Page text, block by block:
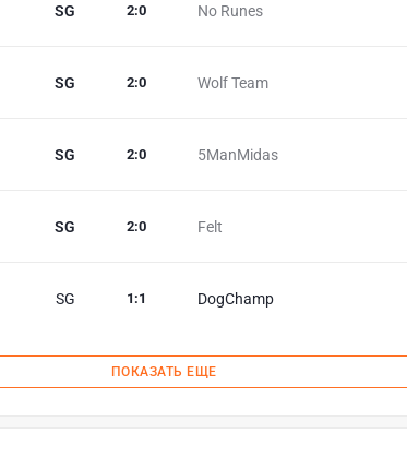
SG No Runes
2:0
SG Wolf Team
2:0
SG 5ManMidas
2:0
SG Felt
2:0
SG DogChamp
1 :1
ПОКАЗАТЬ ЕЩЕ